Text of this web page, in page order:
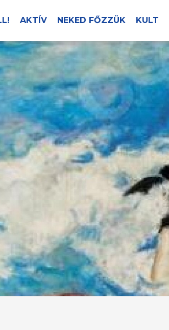
AKTÍV NEKED FŐZZÜK KULT